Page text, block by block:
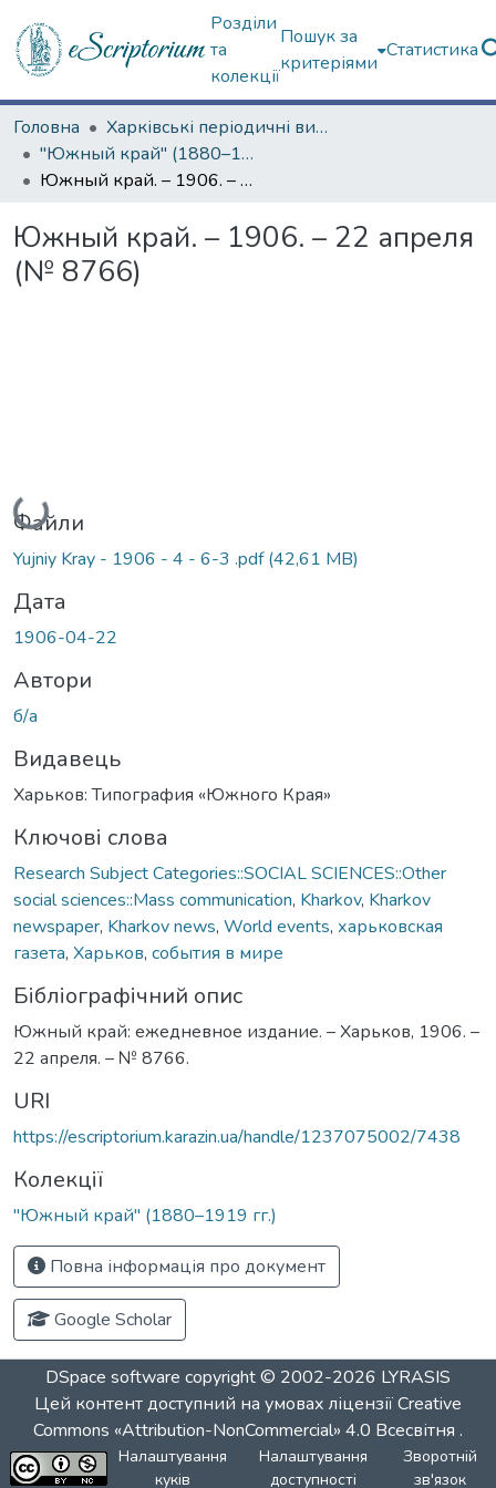
Розділи
та
колекції
Пошук за
критеріями
Статистика
Головна
Харківські періодичні видання
"Южный край" (1880–1919 гг.)
Южный край. – 1906. – 22 апреля (№ 8766)
Южный край. – 1906. – 22 апреля
(№ 8766)
Вантажиться...
Файли
Yujniy Kray - 1906 - 4 - 6-3 .pdf(42,61 MB)
Дата
1906-04-22
Автори
б/а
Видавець
Харьков: Типография «Южного Края»
Ключові слова
Research Subject Categories::SOCIAL SCIENCES::Other
social sciences::Mass communication, Kharkov, Kharkov
newspaper, Kharkov news, World events, харьковская
газета, Харьков, события в мире
Бібліографічний опис
Южный край: ежедневное издание. – Харьков, 1906. –
22 апреля. – № 8766.
URI
https://escriptorium.karazin.ua/handle/1237075002/7438
Колекції
"Южный край" (1880–1919 гг.)
Повна інформація про документ
Google Scholar
DSpace software copyright © 2002-2026 LYRASIS
Цей контент доступний на умовах ліцензіїCreative
Commons «Attribution-NonCommercial» 4.0 Всесвітня .
Налаштування
куків
Налаштування
доступності
Зворотній
зв'язок